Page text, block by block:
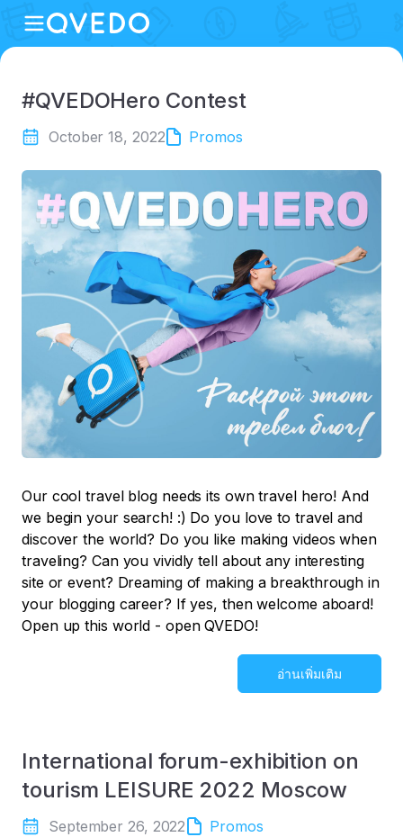
#QVEDOHero Contest
October 18, 2022 Promos
Our cool travel blog needs its own travel hero! And
we begin your search! :) Do you love to travel and
discover the world? Do you like making videos when
traveling? Can you vividly tell about any interesting
site or event? Dreaming of making a breakthrough in
your blogging career? If yes, then welcome aboard!
Open up this world - open QVEDO!
อ่านเพิ่มเติม
International forum-exhibition on
tourism LEISURE 2022 Moscow
September 26, 2022 Promos